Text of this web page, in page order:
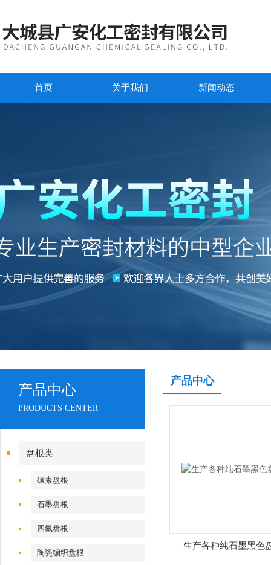
首页 关于我们 新闻动态
产品中心
PRODUCTS CENTER
盘根类
碳素盘根
石墨盘根
四氟盘根
陶瓷编织盘根
产品中心
生产各种纯石墨黑色